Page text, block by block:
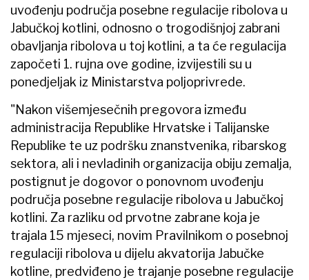
uvođenju područja posebne regulacije ribolova u
Jabučkoj kotlini, odnosno o trogodišnjoj zabrani
obavljanja ribolova u toj kotlini, a ta će regulacija
započeti 1. rujna ove godine, izvijestili su u
ponedjeljak iz Ministarstva poljoprivrede.
"Nakon višemjesečnih pregovora između
administracija Republike Hrvatske i Talijanske
Republike te uz podršku znanstvenika, ribarskog
sektora, ali i nevladinih organizacija obiju zemalja,
postignut je dogovor o ponovnom uvođenju
područja posebne regulacije ribolova u Jabučkoj
kotlini. Za razliku od prvotne zabrane koja je
trajala 15 mjeseci, novim Pravilnikom o posebnoj
regulaciji ribolova u dijelu akvatorija Jabučke
kotline, predviđeno je trajanje posebne regulacije